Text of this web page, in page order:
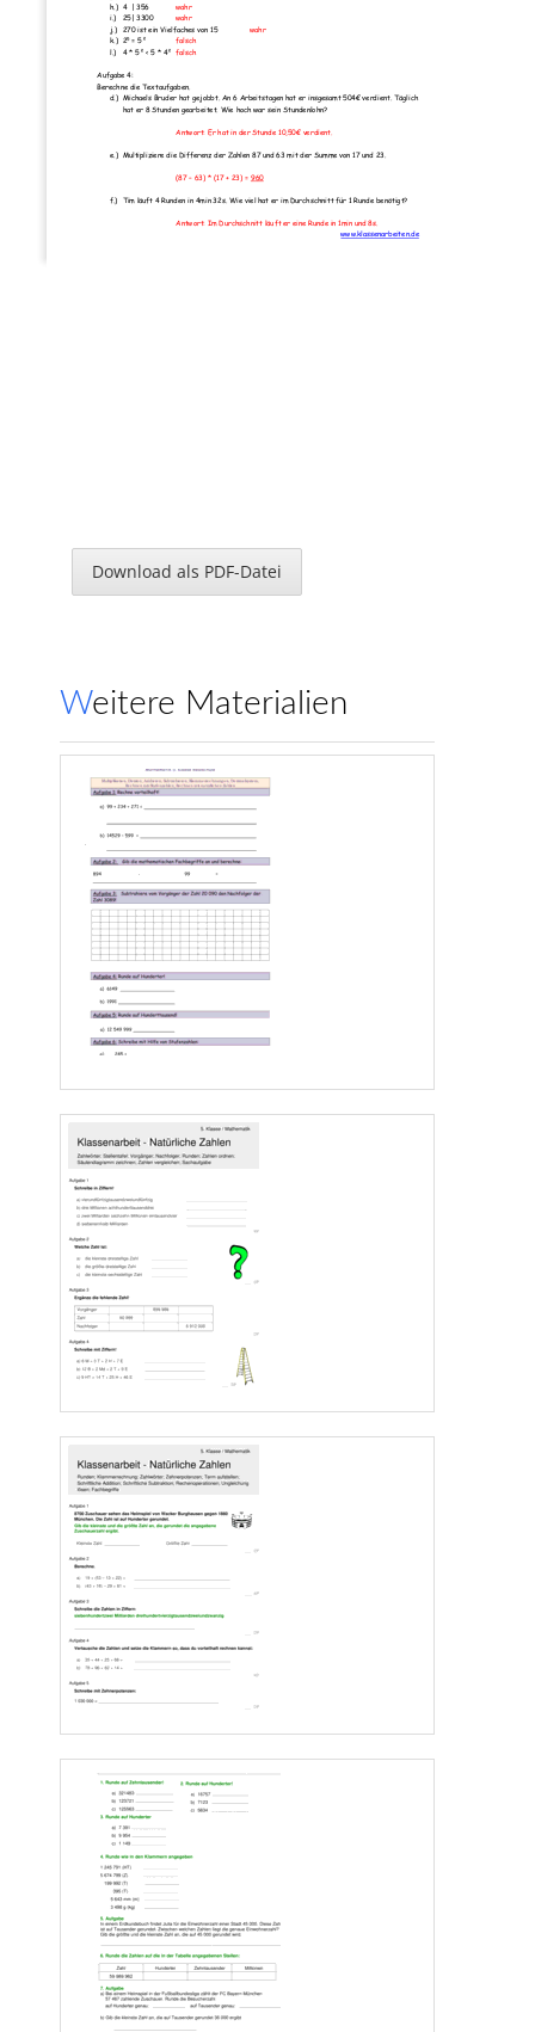
h.)
4  | 356
wahr
i.)
25| 3300
wahr
j.)
270 ist ein Vielfaches von 15
wahr
k.)
25 = 5²
falsch
l.)
4 * 5² < 5 * 4² falsch
Aufgabe 4:
Berechne die Textaufgaben.
d.)
Michaels Bruder hat gejobbt. An 6 Arbeitstagen hat er insgesamt 504€ verdient. Täglich
hat er 8 Stunden gearbeitet. Wie hoch war sein Stundenlohn?
Antwort: Er hat in der Stunde 10,50€ verdient.
e.) Multipliziere die Differenz der Zahlen 87 und 63 mit der Summe von 17 und 23.
(87 – 63) * (17 + 23) = 960
f.) Tim läuft 4 Runden in 4min 32s. Wie viel hat er im Durchschnitt für 1 Runde benötigt?
Antwort: Im Durchschnitt läuft er eine Runde in 1min und 8s.
www.klassenarbeiten.de
Download als PDF-Datei
Weitere Materialien